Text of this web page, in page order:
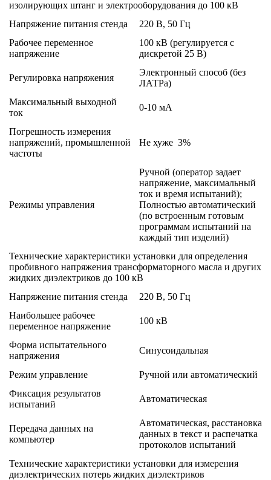
изолирующих штанг и электрооборудования до 100 кВ
Напряжение питания стенда
220 В, 50 Гц
Рабочее переменное
напряжение
100 кВ (регулируется с
дискретой 25 В)
Регулировка напряжения
Электронный способ (без
ЛАТРа)
Максимальный выходной
ток
0-10 мА
Погрешность измерения
напряжений, промышленной
частоты
Не хуже 3%
Режимы управления
Ручной (оператор задает
напряжение, максимальный
ток и время испытаний);
Полностью автоматический
(по встроенным готовым
программам испытаний на
каждый тип изделий)
Технические характеристики установки для определения
пробивного напряжения трансформаторного масла и других
жидких диэлектриков до 100 кВ
Напряжение питания стенда
220 В, 50 Гц
Наибольшее рабочее
переменное напряжение
100 кВ
Форма испытательного
напряжения
Синусоидальная
Режим управление
Ручной или автоматический
Фиксация результатов
испытаний
Автоматическая
Передача данных на
компьютер
Автоматическая, расстановка
данных в текст и распечатка
протоколов испытаний
Технические характеристики установки для измерения
диэлектрических потерь жидких диэлектриков